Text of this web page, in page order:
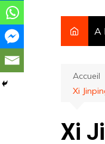
A
Accueil
Xi
Xi